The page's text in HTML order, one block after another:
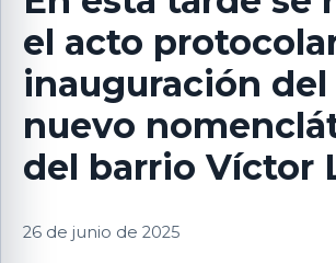
el acto
inauguración del
nuevo
del barrio Víctor
26 de junio de 2025